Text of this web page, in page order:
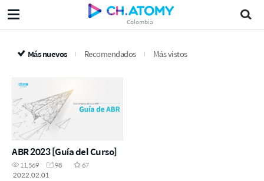
Colombia
Más nuevos Recomendados Más vistos
ABR 2023 [Guía del Curso]
11,569 98
67
2022.02.01